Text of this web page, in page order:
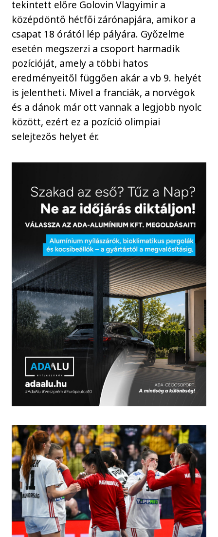
tekintett előre Golovin Vlagyimir a
középdöntő hétfői zárónapjára, amikor a
csapat 18 órától lép pályára. Győzelme
esetén megszerzi a csoport harmadik
pozícióját, amely a többi hatos
eredményeitől függően akár a vb 9. helyét
is jelentheti. Mivel a franciák, a norvégok
és a dánok már ott vannak a legjobb nyolc
között, ezért ez a pozíció olimpiai
selejtezős helyet ér.